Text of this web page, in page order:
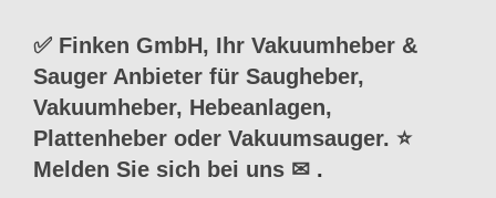
✅ Finken GmbH, Ihr Vakuumheber &
Sauger Anbieter für Saugheber,
Vakuumheber, Hebeanlagen,
Plattenheber oder Vakuumsauger. ⭐
Melden Sie sich bei uns ✉ .